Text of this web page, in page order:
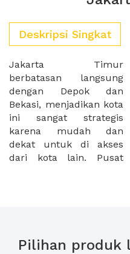
Deskripsi Singkat
Jakarta Timur
berbatasan langsung
dengan Depok dan
Bekasi, menjadikan kota
ini sangat strategis
karena mudah dan
dekat untuk di akses
dari kota lain. Pusat
bisnis di Jakarta Timur
berada di Bantar
Gebang dn Cakung yang
telah di resmikan
sebagai pusat bisnis di
timur Jakarta pada
Pilihan produk